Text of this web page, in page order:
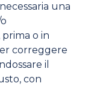
una
o in
correggere
il
con